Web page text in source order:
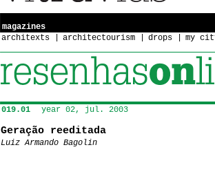
magazines
architexts
architectourism drops my
019.01 year 02, jul. 2003
Geração reeditada
Luiz Armando Bagolin